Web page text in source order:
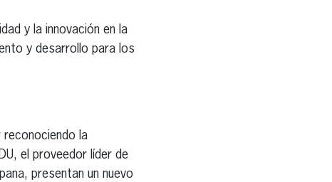
y la innovación en la
y desarrollo para los
reconociendo la
el proveedor líder de
presentan un nuevo